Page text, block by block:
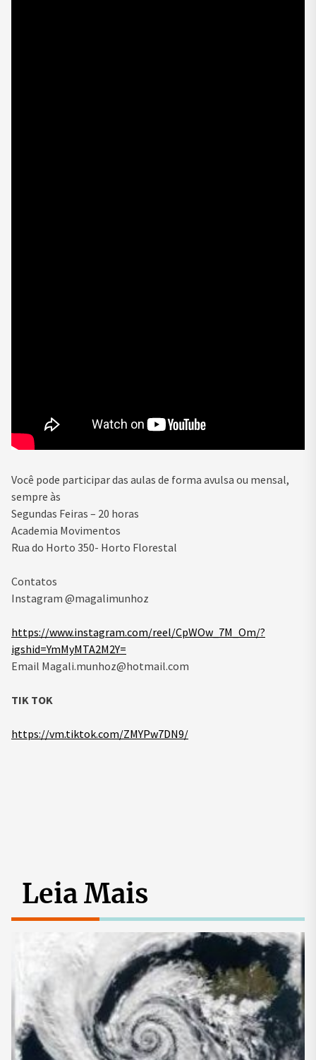
Você pode participar das aulas de forma avulsa ou mensal,
sempre às
Segundas Feiras – 20 horas
Academia Movimentos
Rua do Horto 350- Horto Florestal
Contatos
Instagram @magalimunhoz
https://www.instagram.com/reel/CpWOw_7M_Om/?
igshid=YmMyMTA2M2Y=
Email Magali.munhoz@hotmail.com
TIK TOK
https://vm.tiktok.com/ZMYPw7DN9/
Leia Mais